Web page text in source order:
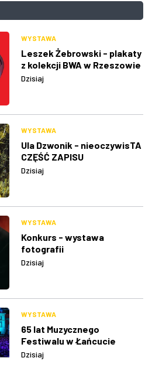
WYSTAWA
Leszek Żebrowski - plakaty
z kolekcji BWA w Rzeszowie
Dzisiaj
WYSTAWA
Ula Dzwonik - nieoczywisTA
CZĘŚĆ ZAPISU
Dzisiaj
WYSTAWA
Konkurs - wystawa
fotografii
Dzisiaj
WYSTAWA
65 lat Muzycznego
Festiwalu w Łańcucie
Dzisiaj